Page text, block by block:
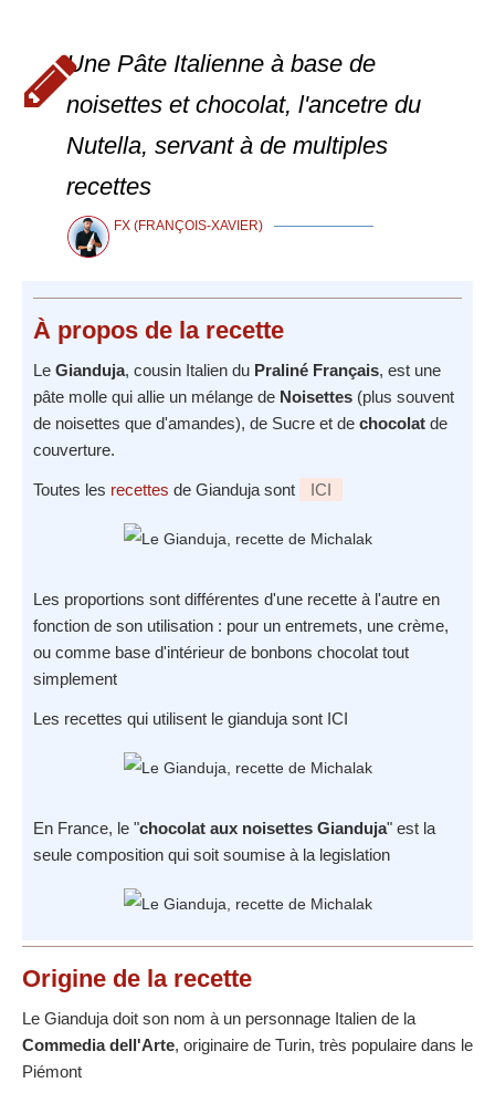
Une Pâte Italienne à base de
noisettes et chocolat, l'ancetre du
Nutella, servant à de multiples
recettes
FX (FRANÇOIS-XAVIER)
À propos de la recette
Le Gianduja, cousin Italien du Praliné Français, est une
pâte molle qui allie un mélange de Noisettes (plus souvent
de noisettes que d'amandes), de Sucre et de chocolat de
couverture.
Toutes les recettes de Gianduja sont ICI
Les proportions sont différentes d'une recette à l'autre en
fonction de son utilisation : pour un entremets, une crème,
ou comme base d'intérieur de bonbons chocolat tout
simplement
Les recettes qui utilisent le gianduja sont ICI
En France, le "chocolat aux noisettes Gianduja" est la
seule composition qui soit soumise à la legislation
Origine de la recette
Le Gianduja doit son nom à un personnage Italien de la
Commedia dell'Arte, originaire de Turin, très populaire dans le
Piémont